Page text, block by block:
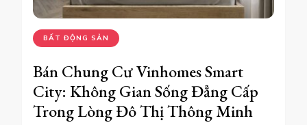
BẤT ĐỘNG SẢN
Bán Chung Cư Vinhomes Smart
City: Không Gian Sống Đẳng Cấp
Trong Lòng Đô Thị Thông Minh